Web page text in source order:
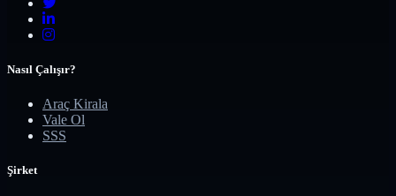
Nasıl Çalışır?
Araç Kirala
Vale Ol
SSS
Şirket